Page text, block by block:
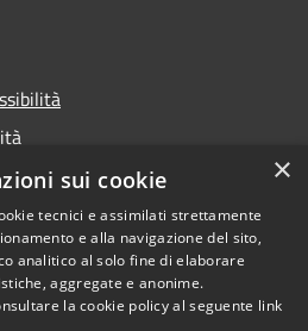
×
sui cookie
tecnici e assimilati strettamente
e alla navigazione del sito,
analitico al solo fine di elaborare
aggregate e anonime.
la cookie policy al seguente link